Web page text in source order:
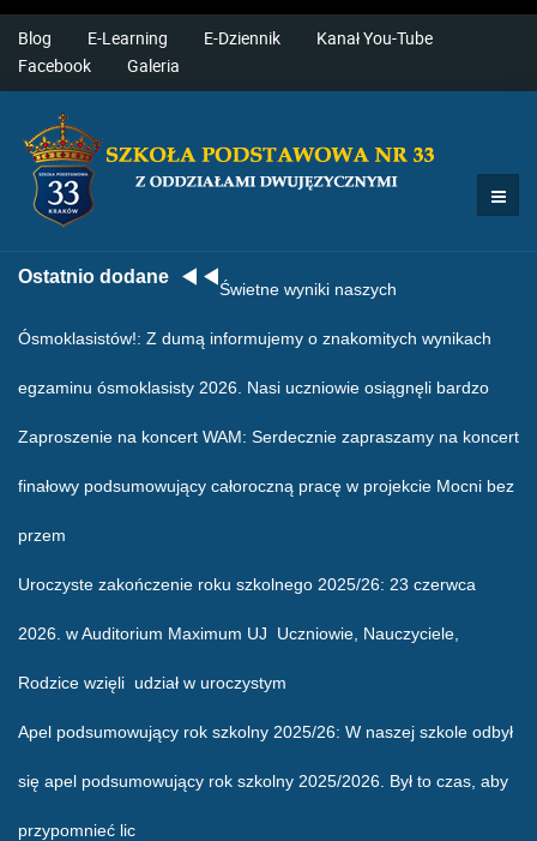
Blog E-Learning E-Dziennik
Kanał You-Tube
Facebook
Galeria
Ostatnio dodane
Świetne wyniki naszych
Ósmoklasistów!: Z dumą informujemy o znakomitych wynikach
egzaminu ósmoklasisty 2026. Nasi uczniowie osiągnęli bardzo
Zaproszenie na koncert WAM: Serdecznie zapraszamy na koncert
finałowy podsumowujący całoroczną pracę w projekcie Mocni bez
przem
Uroczyste zakończenie roku szkolnego 2025/26: 23 czerwca
2026. w Auditorium Maximum UJ Uczniowie, Nauczyciele,
Rodzice wzięli udział w uroczystym
Apel podsumowujący rok szkolny 2025/26: W naszej szkole odbył
się apel podsumowujący rok szkolny 2025/2026. Był to czas, aby
przypomnieć lic